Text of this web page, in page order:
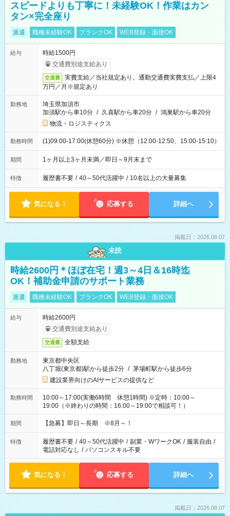
スピードよりも丁寧に！未経験OK！作業はカン
タン×完全座り
派遣 職種未経験OK ブランクOK WEB登録・面接OK
給与
時給1500円
交通費別途支給あり
交通費
実費支給／当社規定あり。通勤交通費実費支払／上限4
万円／月※規定あり
勤務地
埼玉県加須市
加須駅から車10分 / 久喜駅から車20分 / 鴻巣駅から車20分
物流・ロジスティクス
勤務時間 (1)09:00-17:00(休憩60分) ※休憩（12:00-12:50、15:00-15:10）
期間 1ヶ月以上3ヶ月未満／即日～9月末まで
特徴 履歴書不要 / 40～50代活躍中 / 10名以上の大量募集
気になる！ 応募する 詳細へ
掲載日：2026.08.07
未読
時給2600円＊ほぼ在宅！週3～4日＆16時迄
OK！補助金申請のサポート業務
派遣 職種未経験OK ブランクOK WEB登録・面接OK
給与
時給2600円
交通費別途支給あり
交通費 全額支給
勤務地
東京都中央区
八丁堀(東京都)駅から徒歩2分 / 茅場町駅から徒歩6分
建設業界向けのAIサービスの提供など
勤務時間
10:00～17:00(実働6時間 休憩1時間) ※定時：10:00～
19:00（※終わりの時間：16:00～19:00で相談可！）
期間 【急募】即日～長期 ※8月～！
特徴 履歴書不要 / 40～50代活躍中 / 副業・WワークOK / 服装自由 /
電話対応なし / パソコンスキル不要
気になる！ 応募する 詳細へ
掲載日：2026.08.07